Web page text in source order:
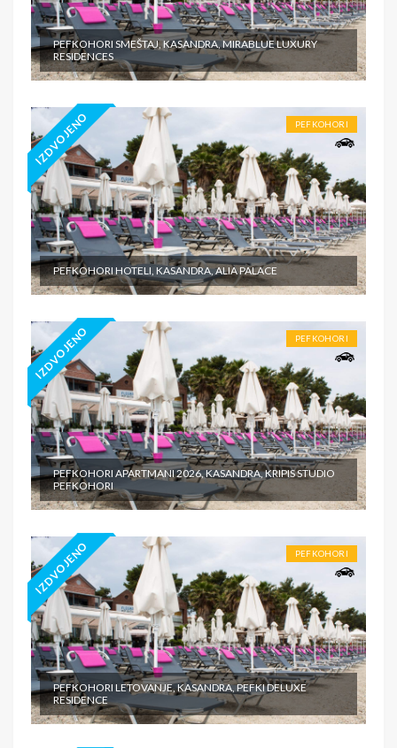
PEFKOHORI SMEŠTAJ, KASANDRA, MIRABLUE LUXURY
RESIDENCES
IZDVOJENO PEFKOHORI
PEFKOHORI HOTELI, KASANDRA, ALIA PALACE
IZDVOJENO PEFKOHORI
PEFKOHORI APARTMANI 2026, KASANDRA, KRIPIS STUDIO
PEFKOHORI
IZDVOJENO PEFKOHORI
PEFKOHORI LETOVANJE, KASANDRA, PEFKI DELUXE
RESIDENCE